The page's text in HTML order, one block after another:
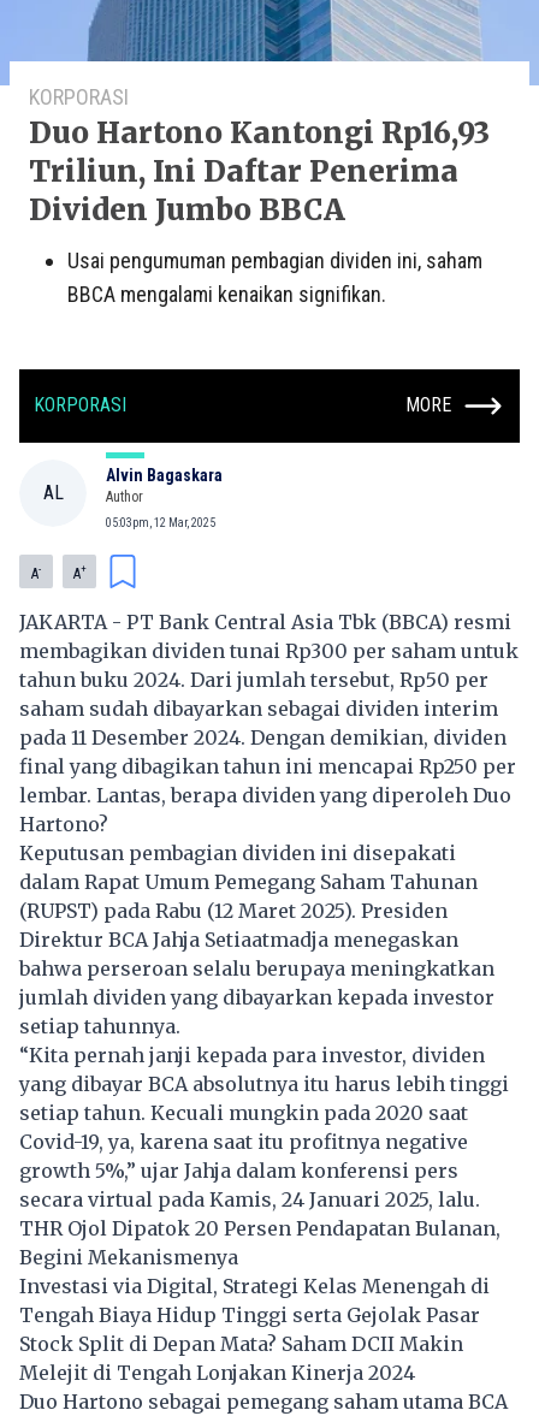
KORPORASI
Duo Hartono Kantongi Rp16,93
Triliun, Ini Daftar Penerima
Dividen Jumbo BBCA
Usai pengumuman pembagian dividen ini, saham
BBCA mengalami kenaikan signifikan.
KORPORASI MORE
AL
Alvin Bagaskara
Author
05:03pm, 12 Mar, 2025
A- A+
JAKARTA - PT Bank Central Asia Tbk (BBCA) resmi
membagikan dividen tunai Rp300 per saham untuk
tahun buku 2024. Dari jumlah tersebut, Rp50 per
saham sudah dibayarkan sebagai dividen interim
pada 11 Desember 2024. Dengan demikian, dividen
final yang dibagikan tahun ini mencapai Rp250 per
lembar. Lantas, berapa dividen yang diperoleh Duo
Hartono?
Keputusan pembagian dividen ini disepakati
dalam Rapat Umum Pemegang Saham Tahunan
(RUPST) pada Rabu (12 Maret 2025). Presiden
Direktur BCA Jahja Setiaatmadja menegaskan
bahwa perseroan selalu berupaya meningkatkan
jumlah dividen yang dibayarkan kepada investor
setiap tahunnya.
“Kita pernah janji kepada para investor, dividen
yang dibayar BCA absolutnya itu harus lebih tinggi
setiap tahun. Kecuali mungkin pada 2020 saat
Covid-19, ya, karena saat itu profitnya negative
growth 5%,” ujar Jahja dalam konferensi pers
secara virtual pada Kamis, 24 Januari 2025, lalu.
THR Ojol Dipatok 20 Persen Pendapatan Bulanan,
Begini Mekanismenya
Investasi via Digital, Strategi Kelas Menengah di
Tengah Biaya Hidup Tinggi serta Gejolak Pasar
Stock Split di Depan Mata? Saham DCII Makin
Melejit di Tengah Lonjakan Kinerja 2024
Duo Hartono sebagai pemegang saham utama BCA